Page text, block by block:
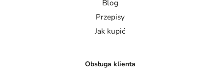
Blog
Przepisy
Jak kupić
Obsługa klienta